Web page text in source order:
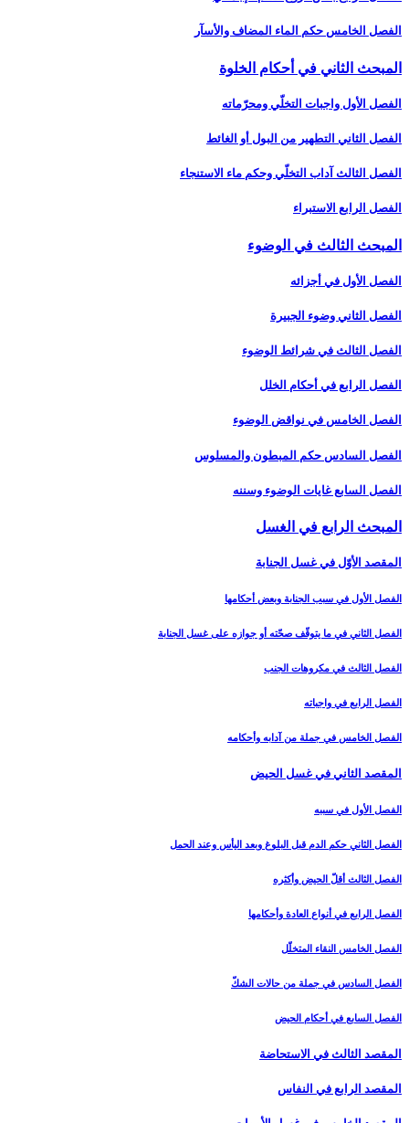
الفصل الخامس حكم الماء المضاف والأسآر
المبحث الثاني في أحكام الخلوة
الفصل الأول واجبات التخلّي ومحرّماته‏
الفصل الثاني التطهير من البول أو الغائط
الفصل الثالث آداب التخلّي وحكم ماء الاستنجاء
الفصل الرابع الاستبراء
المبحث الثالث في الوضوء
الفصل الأول في أجزائه‏
الفصل الثاني وضوء الجبيرة
الفصل الثالث في شرائط الوضوء
الفصل الرابع في أحكام الخلل
الفصل الخامس في نواقض الوضوء
الفصل السادس حكم المبطون والمسلوس‏
الفصل السابع غايات الوضوء وسننه‏
المبحث الرابع في الغسل‏
المقصد الأوّل في غسل الجنابة
الفصل الأول في سبب الجنابة وبعض أحكامها
الفصل الثاني في ما يتوقّف صحّته أو جوازه على غسل الجنابة
الفصل الثالث في مكروهات الجنب‏
الفصل الرابع في واجباته
الفصل الخامس في جملة من آدابه وأحكامه‏
المقصد الثاني في غسل الحيض‏
الفصل الأول في سببه
الفصل الثاني حكم الدم قبل البلوغ وبعد اليأس وعند الحمل‏
الفصل الثالث أقلّ الحيض وأكثره‏
الفصل الرابع في أنواع العادة وأحكامها
الفصل الخامس النقاء المتخلّل‏
الفصل السادس في جملة من حالات الشكّ‏
الفصل السابع في أحكام الحيض
المقصد الثالث في الاستحاضة
المقصد الرابع في النفاس‏